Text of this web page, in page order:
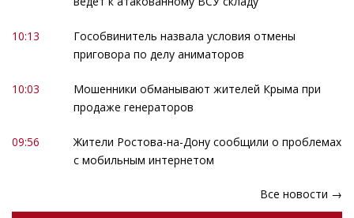
10:13
Гособвинитель назвала условия отмены
приговора по делу аниматоров
10:03
Мошенники обманывают жителей Крыма при
продаже генераторов
09:56
Жители Ростова-на-Дону сообщили о проблемах
с мобильным интернетом
Все новости →